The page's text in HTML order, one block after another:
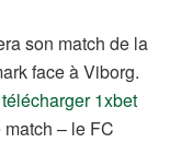
son match de la
face à Viborg.
télécharger 1xbet
– le FC